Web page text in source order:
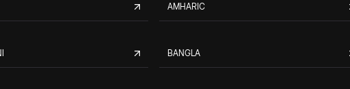
AMHARIC
BANGLA